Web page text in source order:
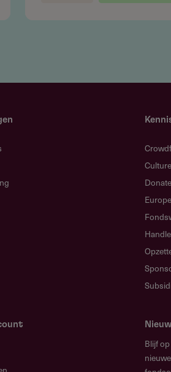
met twee
monumenten (zie bijlagen)
Blijf